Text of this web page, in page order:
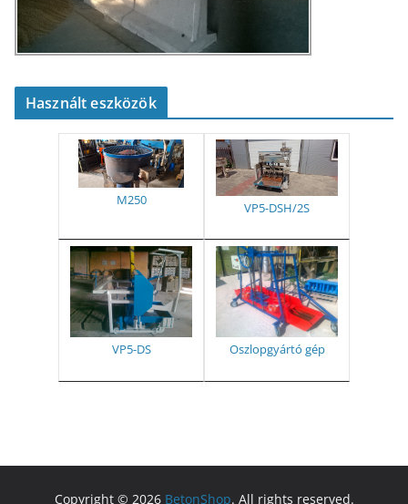
Használt eszközök
M250 VP5-DSH/2S
VP5-DS Oszlopgyártó gép
Copyright © 2026 BetonShop. All rights reserved.